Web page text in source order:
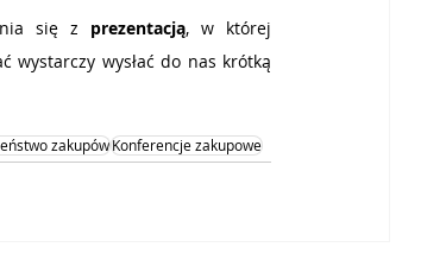
się z prezentacją, w której
wystarczy wysłać do nas krótką
zakupówKonferencje zakupowe